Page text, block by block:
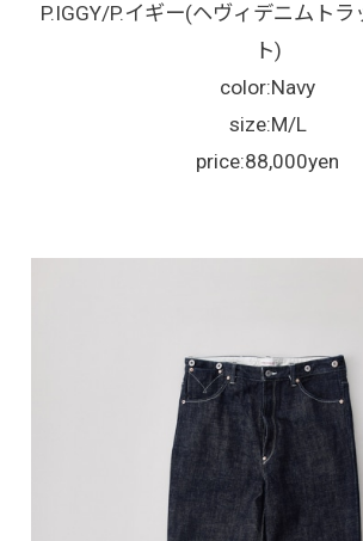
P.IGGY/P.イギー(ヘヴィデニムトラ
ト)
color:Navy
size:M/L
price:88,000yen